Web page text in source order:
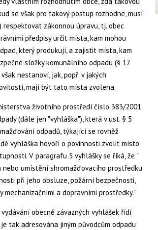
se však pro takový postup rozhodne, musí
respektovat zákonnou úpravu, tj. obec
předpisy určit místa, kam mohou
který produkují, a zajistit místa, kam
složky komunálního odpadu (§ 17
nestanoví, jak, popř. v jakých
mají být tato místa zvolena.
životního prostředí číslo 383/2001
(dále jen "vyhláška"), která v ust. § 5
odpadů, týkající se rovněž
vyhláška hovoří o povinnosti zvolit místo
V paragrafu 5 vyhlášky se říká, že "
umístění shromažďovacího prostředku
při jeho obsluze, požární bezpečnosti,
a dopravními prostředky."
obecně závazných vyhlášek řídí
tak adresována jiným původcům odpadu